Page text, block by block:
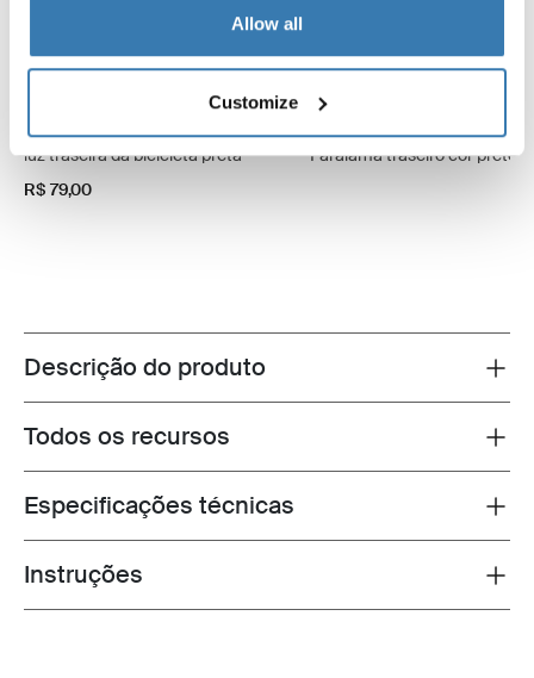
Allow all
Customize
Thule Delight 2
luz traseira da bicicleta preta
R$ 79,00
Thule Tour Rack fender
Paralama traseiro cor preto
Toggle overview
Descrição do produto
Toggle features
Todos os recursos
Toggle techspec
Especificações técnicas
Toggle guides and instructions
Instruções